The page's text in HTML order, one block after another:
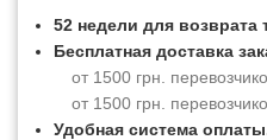
52 недели для возврата
Бесплатная доставка
от 1500 грн.
от 1500 грн.
Удобная система